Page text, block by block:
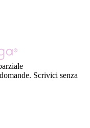
Scrivici senza